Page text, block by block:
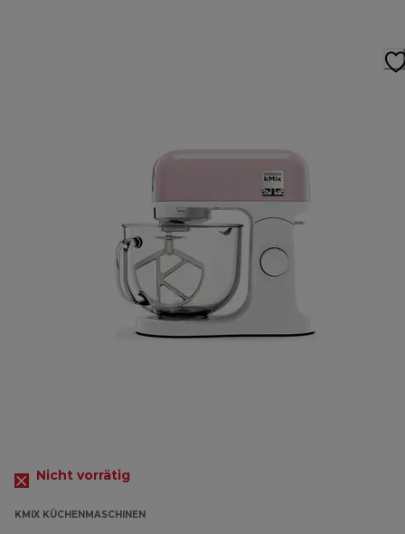
Nicht vorrätig
KMIX KÜCHENMASCHINEN